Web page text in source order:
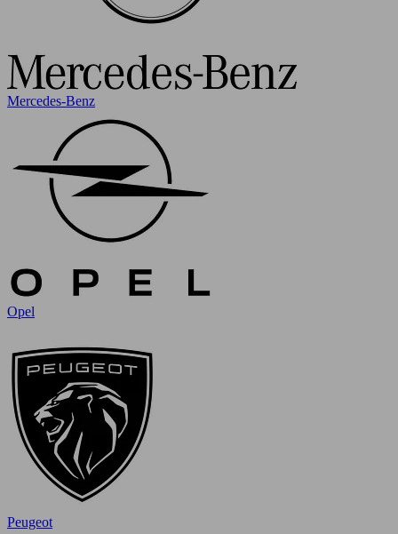
Mercedes-Benz
Opel
Peugeot